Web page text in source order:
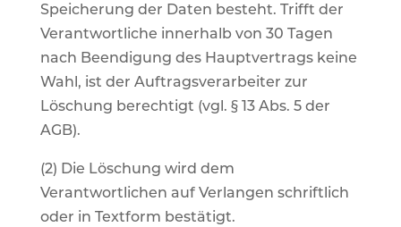
Speicherung der Daten besteht. Trifft der
Verantwortliche innerhalb von 30 Tagen
nach Beendigung des Hauptvertrags keine
Wahl, ist der Auftragsverarbeiter zur
Löschung berechtigt (vgl. § 13 Abs. 5 der
AGB).
(2) Die Löschung wird dem
Verantwortlichen auf Verlangen schriftlich
oder in Textform bestätigt.